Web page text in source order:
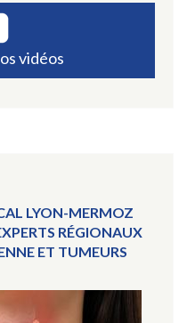
vidéos
LYON-MERMOZ
RÉGIONAUX
ET TUMEURS